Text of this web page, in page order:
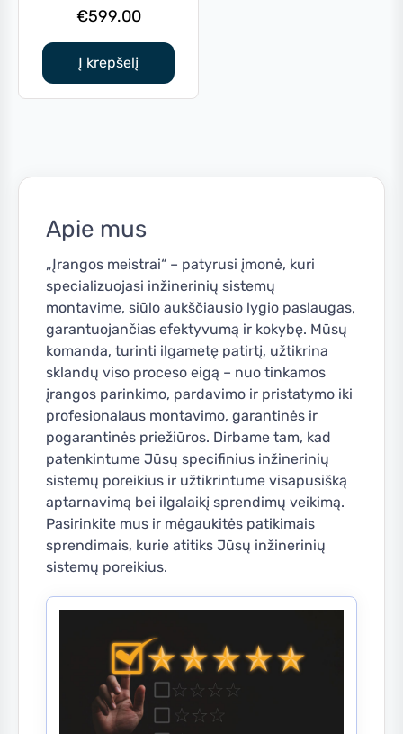
€599.00
Į krepšelį
Apie mus
„Įrangos meistrai“ – patyrusi įmonė, kuri
specializuojasi inžinerinių sistemų
montavime, siūlo aukščiausio lygio paslaugas,
garantuojančias efektyvumą ir kokybę. Mūsų
komanda, turinti ilgametę patirtį, užtikrina
sklandų viso proceso eigą – nuo tinkamos
įrangos parinkimo, pardavimo ir pristatymo iki
profesionalaus montavimo, garantinės ir
pogarantinės priežiūros. Dirbame tam, kad
patenkintume Jūsų specifinius inžinerinių
sistemų poreikius ir užtikrintume visapusišką
aptarnavimą bei ilgalaikį sprendimų veikimą.
Pasirinkite mus ir mėgaukitės patikimais
sprendimais, kurie atitiks Jūsų inžinerinių
sistemų poreikius.